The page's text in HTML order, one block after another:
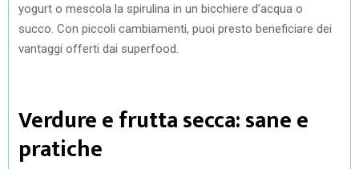
yogurt o mescola la spirulina in un bicchiere d’acqua o
succo. Con piccoli cambiamenti, puoi presto beneficiare dei
vantaggi offerti dai superfood.
Verdure e frutta secca: sane e
pratiche